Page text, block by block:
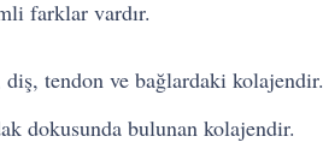
farklar vardır.
tendon ve bağlardaki kolajendir.
dokusunda bulunan kolajendir.